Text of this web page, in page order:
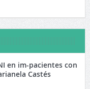
en im-pacientes con
Castés